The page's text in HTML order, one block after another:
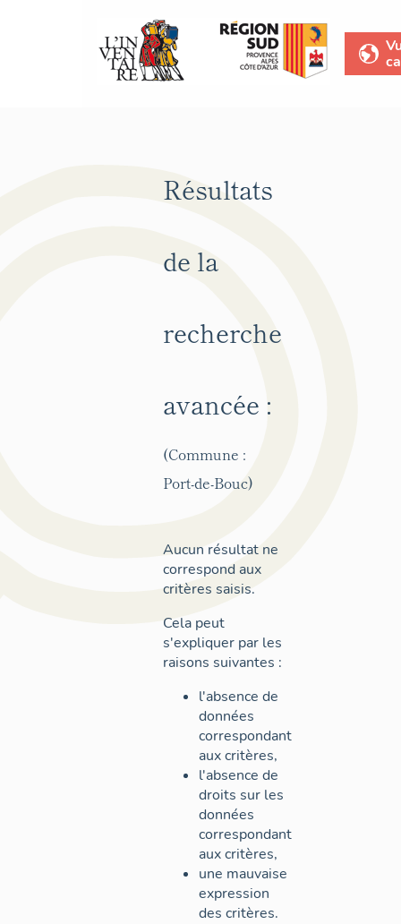
Résultats
de la
recherche
avancée :
(Commune :
Port-de-Bouc)
Aucun résultat ne
correspond aux
critères saisis.
Cela peut
s'expliquer par les
raisons suivantes :
l'absence de
données
correspondant
aux critères,
l'absence de
droits sur les
données
correspondant
aux critères,
une mauvaise
expression
des critères.